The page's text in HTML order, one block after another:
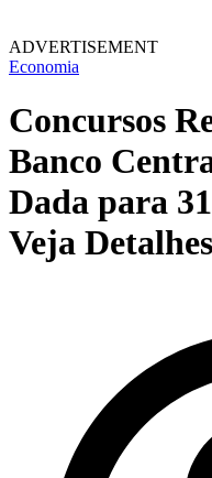
ADVERTISEMENT
Economia
Concursos
Banco
Dada para
Veja